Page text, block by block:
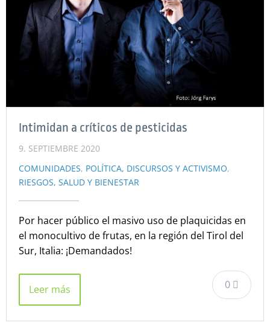
Intimidan a críticos de pesticidas
9. SEPTIEMBRE 2020
COMUNIDADES, POLÍTICA, DISCURSOS Y ACTIVISMO,
RIESGOS, SALUD Y BIENESTAR
Por hacer público el masivo uso de plaquicidas en
el monocultivo de frutas, en la región del Tirol del
Sur, Italia: ¡Demandados!
0
Leer más